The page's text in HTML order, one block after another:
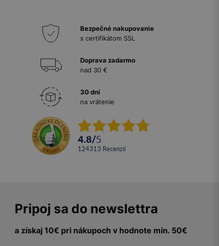
Bezpečné nakupovanie
s certifikátom SSL
Doprava zadarmo
nad 30 €
30 dní
na vrátenie
4.8/5
124313 recenzií
Pripoj sa do newslettra
a získaj 10€ pri nákupoch v hodnote min. 50€